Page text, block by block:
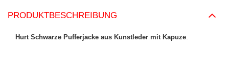
PRODUKTBESCHREIBUNG
Hurt Schwarze Pufferjacke aus Kunstleder mit Kapuze.